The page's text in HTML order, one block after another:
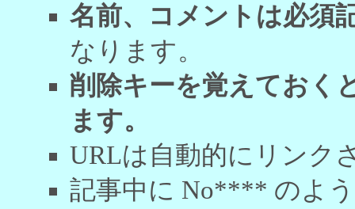
名前、コメントは必須
なります。
削除キーを覚えておく
ます。
URLは自動的にリンク
記事中に No**** のよ